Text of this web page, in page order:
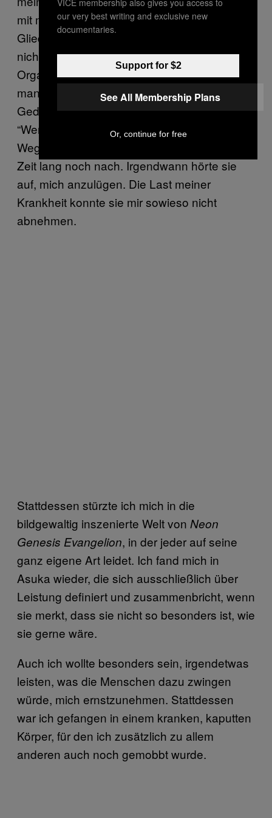
mit mir: Blindheit. Der Verlust von
Gliedmaßen, weil beispielsweise die Beine
nicht mehr richtig durchblutet werden. Weitere
Organschäden. Manche trifft es früher,
manche später, manche gar nicht. Der
Gedanke fraß sich in meine Eingeweide.
“Wenn du 18 bist, gibt es bestimmt einen
Weg, das zu heilen!”, schob meine Ärztin eine
Zeit lang noch nach. Irgendwann hörte sie
auf, mich anzulügen. Die Last meiner
Krankheit konnte sie mir sowieso nicht
abnehmen.
Stattdessen stürzte ich mich in die
bildgewaltig inszenierte Welt von Neon
Genesis Evangelion, in der jeder auf seine
ganz eigene Art leidet. Ich fand mich in
Asuka wieder, die sich ausschließlich über
Leistung definiert und zusammenbricht, wenn
sie merkt, dass sie nicht so besonders ist, wie
sie gerne wäre.
Auch ich wollte besonders sein, irgendetwas
leisten, was die Menschen dazu zwingen
würde, mich ernstzunehmen. Stattdessen
war ich gefangen in einem kranken, kaputten
Körper, für den ich zusätzlich zu allem
anderen auch noch gemobbt wurde.
our very best writing and exclusive new
documentaries.
Support for $2
See All Membership Plans
Or, continue for free